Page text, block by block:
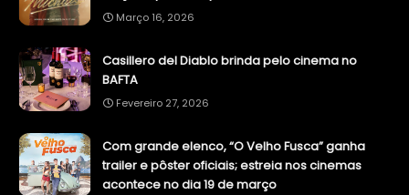
Março 16, 2026
Casillero del Diablo brinda pelo cinema no
BAFTA
Fevereiro 27, 2026
Com grande elenco, “O Velho Fusca” ganha
trailer e pôster oficiais; estreia nos cinemas
acontece no dia 19 de março